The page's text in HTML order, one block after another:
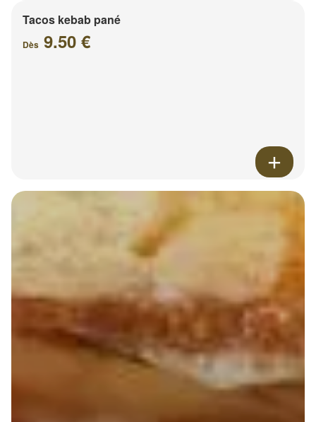
Tacos kebab pané
Dès 9.50 €